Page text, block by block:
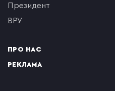
президент
ВРУ
ПРО НАС
РЕКЛАМА